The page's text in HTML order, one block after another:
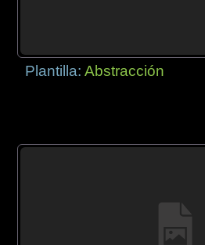
Plantilla:Abstracción